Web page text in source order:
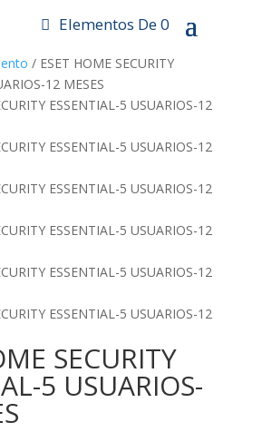
Elementos De 0
/ ESET HOME SECURITY
12 MESES
SECURITY
5 USUARIOS-